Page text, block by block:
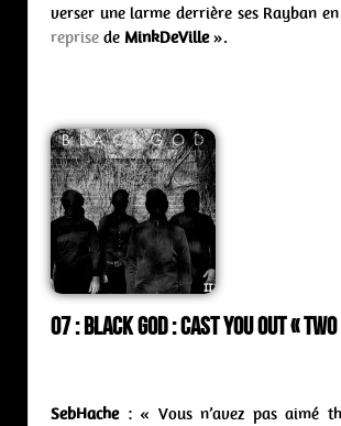
verser une larme derrière ses Rayban
reprise de MinkDeVille».
07 : Black God : cast you out «
SebHache: « Vous n’avez pas aimé